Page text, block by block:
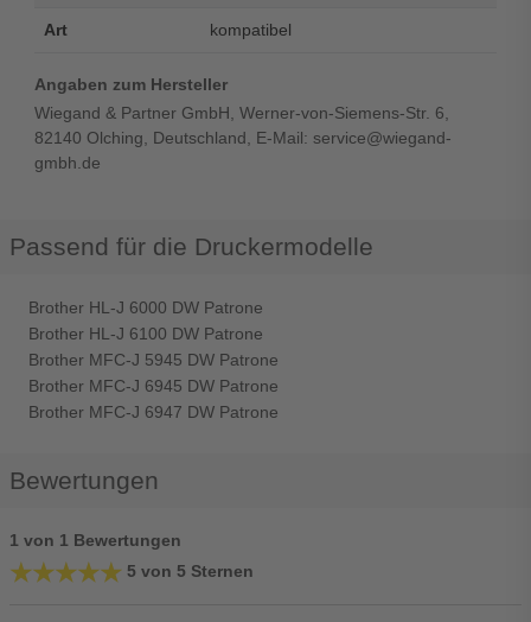
Art kompatibel
Angaben zum Hersteller
Wiegand & Partner GmbH, Werner-von-Siemens-Str. 6,
82140 Olching, Deutschland, E-Mail: service@wiegand-
gmbh.de
Passend für die Druckermodelle
Brother HL-J 6000 DW Patrone
Brother HL-J 6100 DW Patrone
Brother MFC-J 5945 DW Patrone
Brother MFC-J 6945 DW Patrone
Brother MFC-J 6947 DW Patrone
Bewertungen
1 von 1 Bewertungen
★★★★★
★★★★★ 5 von 5 Sternen